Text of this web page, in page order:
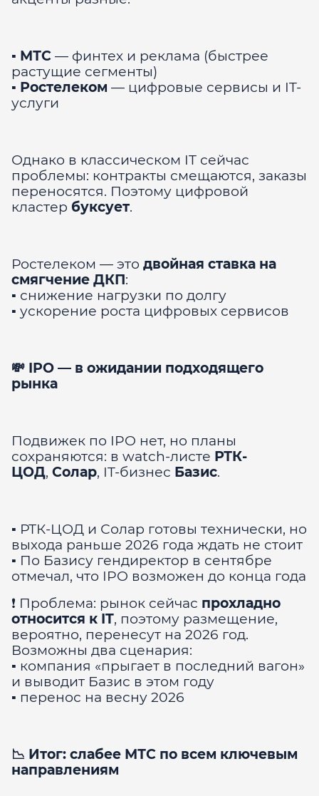
▪️ МТС — финтех и реклама (быстрее
растущие сегменты)
▪️ Ростелеком — цифровые сервисы и IT-
услуги
Однако в классическом IT сейчас
проблемы: контракты смещаются, заказы
переносятся. Поэтому цифровой
кластер буксует.
Ростелеком — это двойная ставка на
смягчение ДКП:
▪️ снижение нагрузки по долгу
▪️ ускорение роста цифровых сервисов
💸 IPO — в ожидании подходящего
рынка
Подвижек по IPO нет, но планы
сохраняются: в watch-листе РТК-
ЦОД, Солар, IT-бизнес Базис.
▪️ РТК-ЦОД и Солар готовы технически, но
выхода раньше 2026 года ждать не стоит
▪️ По Базису гендиректор в сентябре
отмечал, что IPO возможен до конца года
❗ Проблема: рынок сейчас прохладно
относится к IT, поэтому размещение,
вероятно, перенесут на 2026 год.
Возможны два сценария:
▪️ компания «прыгает в последний вагон»
и выводит Базис в этом году
▪️ перенос на весну 2026
📉 Итог: слабее МТС по всем ключевым
направлениям